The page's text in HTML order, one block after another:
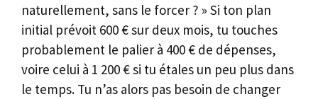
naturellement, sans le forcer ? » Si ton plan
initial prévoit 600 € sur deux mois, tu touches
probablement le palier à 400 € de dépenses,
voire celui à 1 200 € si tu étales un peu plus dans
le temps. Tu n’as alors pas besoin de changer